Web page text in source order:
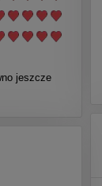
jeszcze